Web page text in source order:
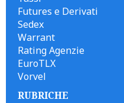
Futures e Derivati
Sedex
Warrant
Rating Agenzie
EuroTLX
Vorvel
RUBRICHE